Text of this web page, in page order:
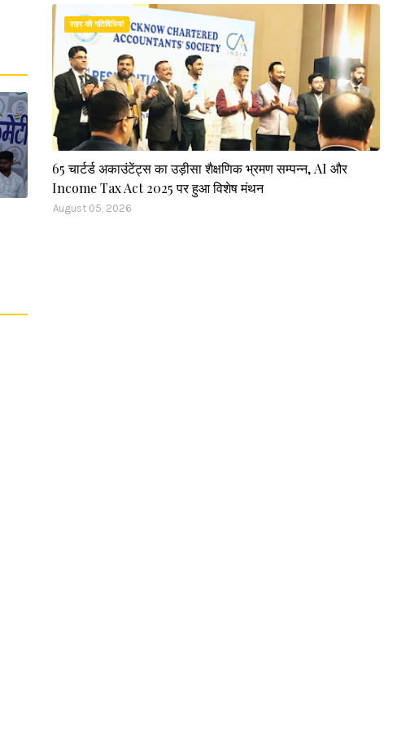
शहर की गतिविधियां
65 चार्टर्ड अकाउंटेंट्स का उड़ीसा शैक्षणिक भ्रमण सम्पन्न, AI और
Income Tax Act 2025 पर हुआ विशेष मंथन
August 05, 2026